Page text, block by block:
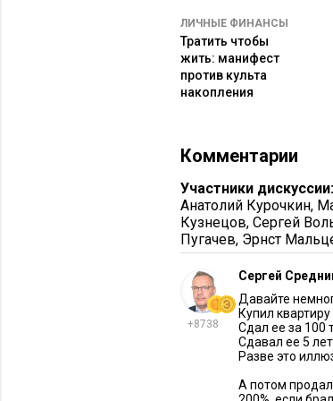
присмотреться к другой
Нет, речь не о слежке
— от гуру инфобиза до
повторять чужие ходы.
решений.
Как насчет того, чтобы
неотчуждаемые.
Инвестиции в
Благодаря рекламе,
на все риски и
доверия, на кого
Человек, с юности
ЛИЧНЫЕ ФИНАНСЫ
Тратить чтобы
жить: манифест
против культа
накопления
Комментарии
Участники дискуссии:
Анатолий Курочкин,
Кузнецов, Сергей
Пугачев, Эрнст
+8738
Сергей
Давайте
Купил
Сдал ее за 100
Сдавал ее 5
Разве это
А потом